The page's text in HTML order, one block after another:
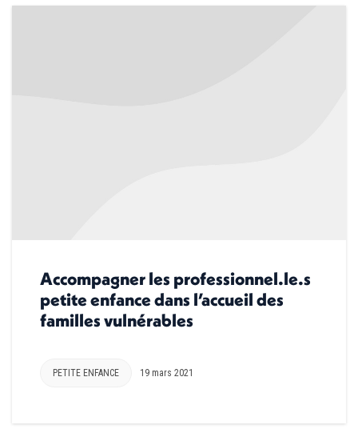
Accompagner les professionnel.le.s
petite enfance dans l’accueil des
familles vulnérables
PETITE ENFANCE 19 mars 2021